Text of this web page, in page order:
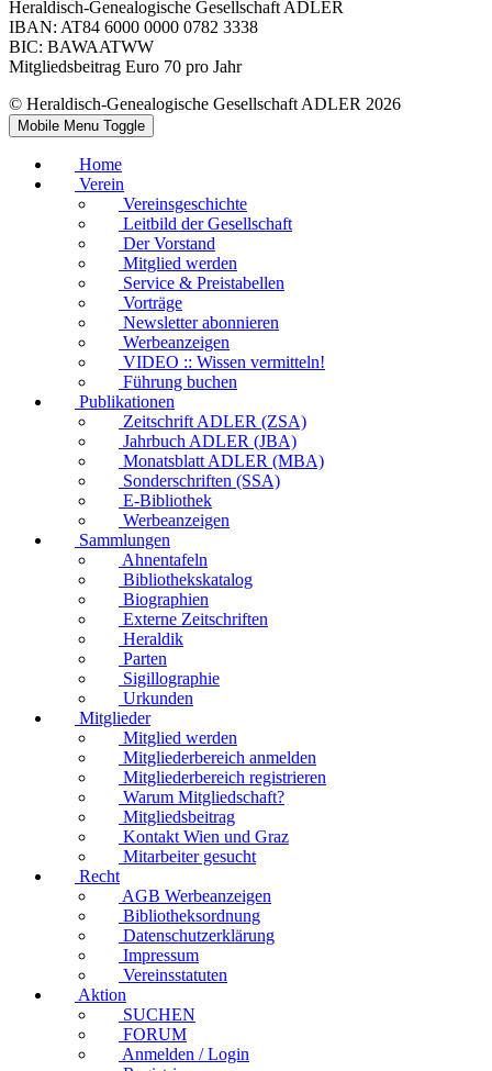
Heraldisch-Genealogische Gesellschaft ADLER
IBAN: AT84 6000 0000 0782 3338
BIC: BAWAATWW
Mitgliedsbeitrag Euro 70 pro Jahr
© Heraldisch-Genealogische Gesellschaft ADLER 2026
Mobile Menu Toggle
Home
Verein
Vereinsgeschichte
Leitbild der Gesellschaft
Der Vorstand
Mitglied werden
Service & Preistabellen
Vorträge
Newsletter abonnieren
Werbeanzeigen
VIDEO :: Wissen vermitteln!
Führung buchen
Publikationen
Zeitschrift ADLER (ZSA)
Jahrbuch ADLER (JBA)
Monatsblatt ADLER (MBA)
Sonderschriften (SSA)
E-Bibliothek
Werbeanzeigen
Sammlungen
Ahnentafeln
Bibliothekskatalog
Biographien
Externe Zeitschriften
Heraldik
Parten
Sigillographie
Urkunden
Mitglieder
Mitglied werden
Mitgliederbereich anmelden
Mitgliederbereich registrieren
Warum Mitgliedschaft?
Mitgliedsbeitrag
Kontakt Wien und Graz
Mitarbeiter gesucht
Recht
AGB Werbeanzeigen
Bibliotheksordnung
Datenschutzerklärung
Impressum
Vereinsstatuten
Aktion
SUCHEN
FORUM
Anmelden / Login